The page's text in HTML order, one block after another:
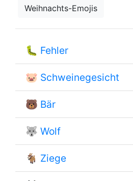
Weihnachts-Emojis
🐛 Fehler
🐷 Schweinegesicht
🐻 Bär
🐺 Wolf
🐐 Ziege